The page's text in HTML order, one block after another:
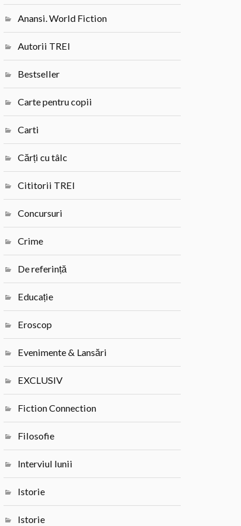
Anansi. World Fiction
Autorii TREI
Bestseller
Carte pentru copii
Carti
Cărți cu tâlc
Cititorii TREI
Concursuri
Crime
De referință
Educație
Eroscop
Evenimente & Lansări
EXCLUSIV
Fiction Connection
Filosofie
Interviul lunii
Istorie
Istorie